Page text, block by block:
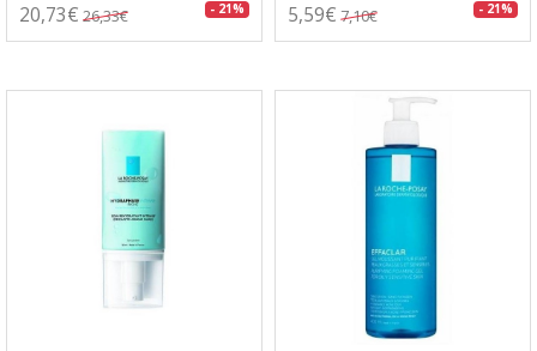
20,73€ 26,33€ - 21% 5,59€ 7,10€ - 21%